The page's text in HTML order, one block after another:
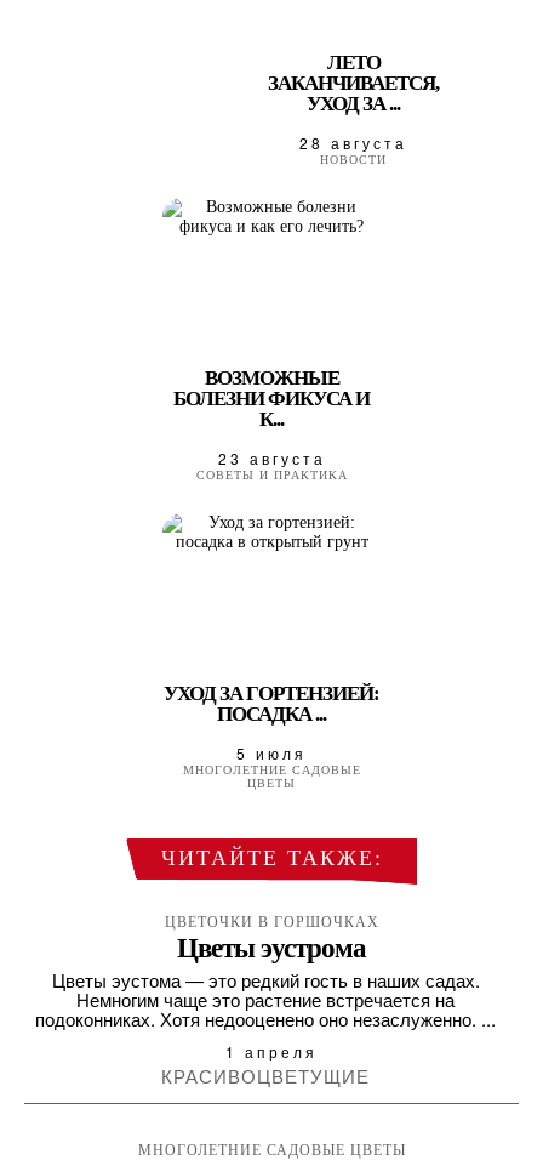
ЛЕТО
ЗАКАНЧИВАЕТСЯ,
УХОД ЗА ...
28 августа
НОВОСТИ
ВОЗМОЖНЫЕ
БОЛЕЗНИ ФИКУСА И
К...
23 августа
СОВЕТЫ И ПРАКТИКА
УХОД ЗА ГОРТЕНЗИЕЙ:
ПОСАДКА ...
5 июля
МНОГОЛЕТНИЕ САДОВЫЕ
ЦВЕТЫ
ЧИТАЙТЕ ТАКЖЕ:
ЦВЕТОЧКИ В ГОРШОЧКАХ
Цветы эустрома
Цветы эустома — это редкий гость в наших садах.
Немногим чаще это растение встречается на
подоконниках. Хотя недооценено оно незаслуженно. ...
1 апреля
КРАСИВОЦВЕТУЩИЕ
МНОГОЛЕТНИЕ САДОВЫЕ ЦВЕТЫ